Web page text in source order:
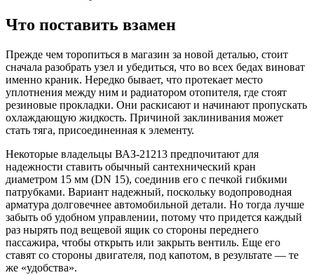
Что поставить взамен
Прежде чем торопиться в магазин за новой деталью, стоит
сначала разобрать узел и убедиться, что во всех бедах виноват
именно краник. Нередко бывает, что протекает место
уплотнения между ним и радиатором отопителя, где стоят
резиновые прокладки. Они раскисают и начинают пропускать
охлаждающую жидкость. Причиной заклинивания может
стать тяга, присоединенная к элементу.
Некоторые владельцы ВАЗ-21213 предпочитают для
надежности ставить обычный сантехнический кран
диаметром 15 мм (DN 15), соединив его с печкой гибкими
патрубками. Вариант надежный, поскольку водопроводная
арматура долговечнее автомобильной детали. Но тогда лучше
забыть об удобном управлении, потому что придется каждый
раз нырять под вещевой ящик со стороны переднего
пассажира, чтобы открыть или закрыть вентиль. Еще его
ставят со стороны двигателя, под капотом, в результате — те
же «удобства».